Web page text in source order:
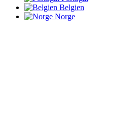
Belgien
Norge